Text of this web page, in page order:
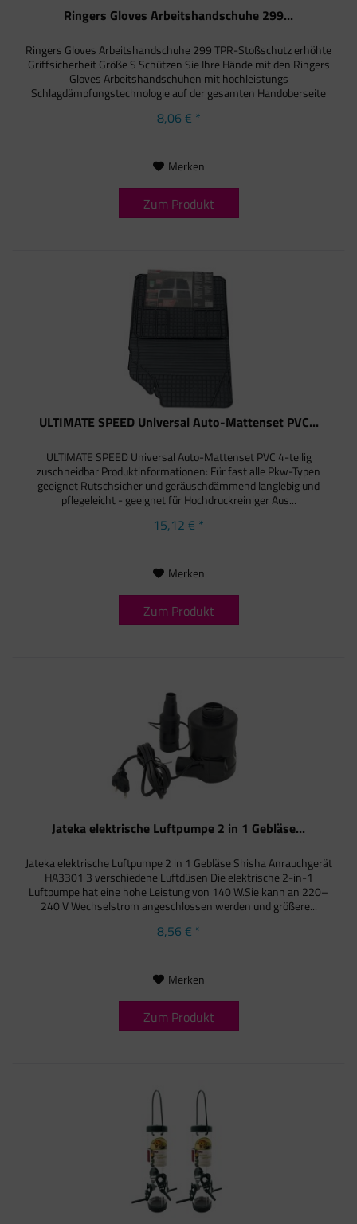
Ringers Gloves Arbeitshandschuhe 299...
Ringers Gloves Arbeitshandschuhe 299 TPR-Stoßschutz erhöhte
Griffsicherheit Größe S Schützen Sie Ihre Hände mit den Ringers
Gloves Arbeitshandschuhen mit hochleistungs
Schlagdämpfungstechnologie auf der gesamten Handoberseite
8,06 € *
Merken
Zum Produkt
ULTIMATE SPEED Universal Auto-Mattenset PVC...
ULTIMATE SPEED Universal Auto-Mattenset PVC 4-teilig
zuschneidbar Produktinformationen: Für fast alle Pkw-Typen
geeignet Rutschsicher und geräuschdämmend langlebig und
pflegeleicht - geeignet für Hochdruckreiniger Aus...
15,12 € *
Merken
Zum Produkt
Jateka elektrische Luftpumpe 2 in 1 Gebläse...
Jateka elektrische Luftpumpe 2 in 1 Gebläse Shisha Anrauchgerät
HA3301 3 verschiedene Luftdüsen Die elektrische 2-in-1
Luftpumpe hat eine hohe Leistung von 140 W.Sie kann an 220–
240 V Wechselstrom angeschlossen werden und größere...
8,56 € *
Merken
Zum Produkt